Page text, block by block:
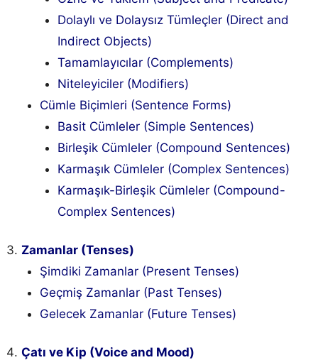
Dolaylı ve Dolaysız Tümleçler (Direct and
Indirect Objects)
Tamamlayıcılar (Complements)
Niteleyiciler (Modifiers)
Cümle Biçimleri (Sentence Forms)
Basit Cümleler (Simple Sentences)
Birleşik Cümleler (Compound Sentences)
Karmaşık Cümleler (Complex Sentences)
Karmaşık-Birleşik Cümleler (Compound-
Complex Sentences)
Zamanlar (Tenses)
Şimdiki Zamanlar (Present Tenses)
Geçmiş Zamanlar (Past Tenses)
Gelecek Zamanlar (Future Tenses)
Çatı ve Kip (Voice and Mood)